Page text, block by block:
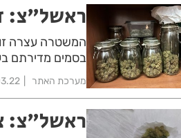
ראשל"צ:
המשטרה עצרה
בסמים מדירתם
מערכת האתר
ראשל"צ: